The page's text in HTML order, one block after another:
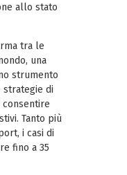
allo stato
tra le
una
strumento
di
Tanto più
i casi di
fino a 35